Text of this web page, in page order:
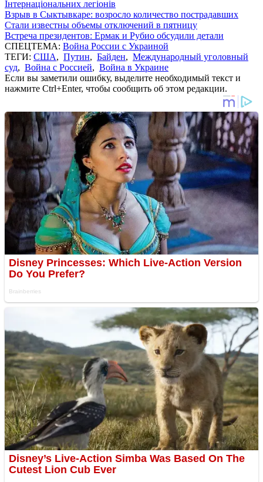
Інтернаціональних легіонів
Взрыв в Сыктывкаре: возросло количество пострадавших
Стали известны объемы отключений в пятницу
Встреча президентов: Ермак и Рубио обсудили детали
СПЕЦТЕМА: Война России с Украиной
ТЕГИ: США, Путин, Байден, Международный уголовный
суд, Война с Россией, Война в Украине
Если вы заметили ошибку, выделите необходимый текст и
нажмите Ctrl+Enter, чтобы сообщить об этом редакции.